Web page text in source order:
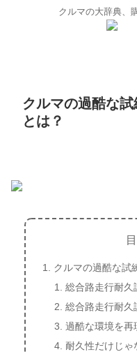
クルマの大辞典、
クルマの過酷な
とは？
クルマの過酷な試
総合路走行耐久
総合路走行耐久
過酷な環境を再
耐久性だけじゃ